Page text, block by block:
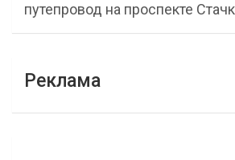
путепровод на проспекте
Реклама